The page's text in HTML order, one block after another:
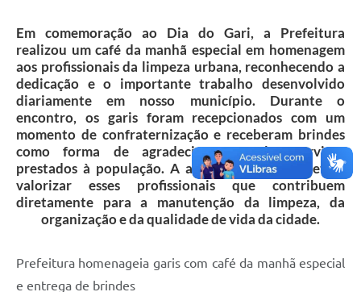
Contas Públicas
Legislação
Links
Serviços Online
Telefones Úteis
Enquete
Em comemoração ao Dia do Gari, a Prefeitura
realizou um café da manhã especial em homenagem
aos profissionais da limpeza urbana, reconhecendo a
dedicação e o importante trabalho desenvolvido
diariamente em nosso município. Durante o
encontro, os garis foram recepcionados com um
momento de confraternização e receberam brindes
como forma de agradecimento pelos serviços
prestados à população. A ação teve como objetivo
valorizar esses profissionais que contribuem
diretamente para a manutenção da limpeza, da
organização e da qualidade de vida da cidade.
Prefeitura homenageia garis com café da manhã especial
e entrega de brindes